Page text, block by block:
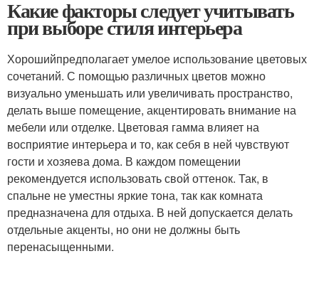
Какие факторы следует учитывать
при выборе стиля интерьера
Хорошийпредполагает умелое использование цветовых
сочетаний. С помощью различных цветов можно
визуально уменьшать или увеличивать пространство,
делать выше помещение, акцентировать внимание на
мебели или отделке. Цветовая гамма влияет на
восприятие интерьера и то, как себя в ней чувствуют
гости и хозяева дома. В каждом помещении
рекомендуется использовать свой оттенок. Так, в
спальне не уместны яркие тона, так как комната
предназначена для отдыха. В ней допускается делать
отдельные акценты, но они не должны быть
перенасыщенными.